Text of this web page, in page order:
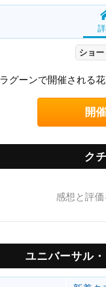
ショ
グーンで開催される
開
ク
感想と評
ユニバーサル